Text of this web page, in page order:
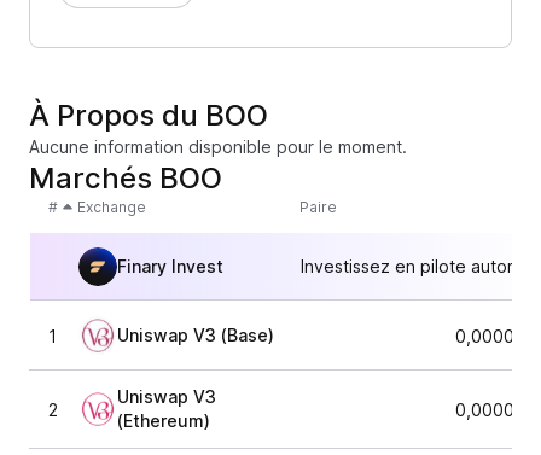
À Propos du BOO
Aucune information disponible pour le moment.
Marchés BOO
# Exchange Paire
Finary Invest Investissez en pilote
1 Uniswap V3 (Base)
2
Uniswap V3
(Ethereum)